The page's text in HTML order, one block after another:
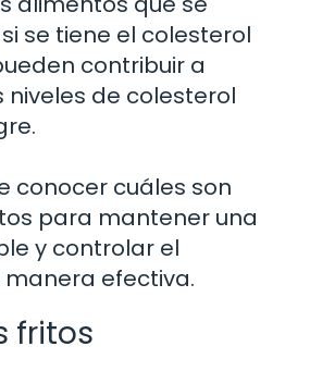
se tiene el colesterol
contribuir a
de colesterol
conocer cuáles son
para mantener una
y controlar el
efectiva.
fritos